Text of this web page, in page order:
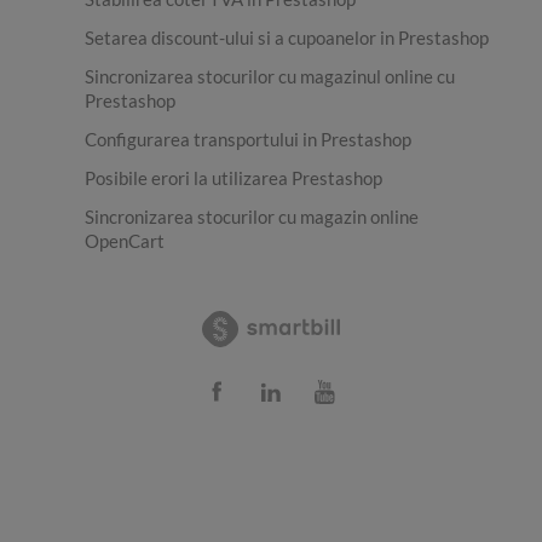
Setarea discount-ului si a cupoanelor in Prestashop
Sincronizarea stocurilor cu magazinul online cu
Prestashop
Configurarea transportului in Prestashop
Posibile erori la utilizarea Prestashop
Sincronizarea stocurilor cu magazin online
OpenCart